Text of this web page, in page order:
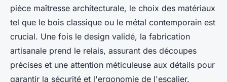
pièce maîtresse architecturale, le choix des matériaux
tel que le bois classique ou le métal contemporain est
crucial. Une fois le design validé, la fabrication
artisanale prend le relais, assurant des découpes
précises et une attention méticuleuse aux détails pour
garantir la sécurité et l'ergonomie de l'escalier.